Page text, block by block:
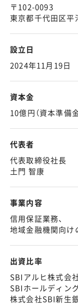
〒102-0093
東京都千代田区
設立日
2024年11月19日
資本金
10億円（資本準備
代表者
代表取締役社長
土門 智康
事業内容
信用保証業務、
地域金融機関向け
出資比率
SBIアルヒ株式会
SBIホールディン
株式会社SBI新生